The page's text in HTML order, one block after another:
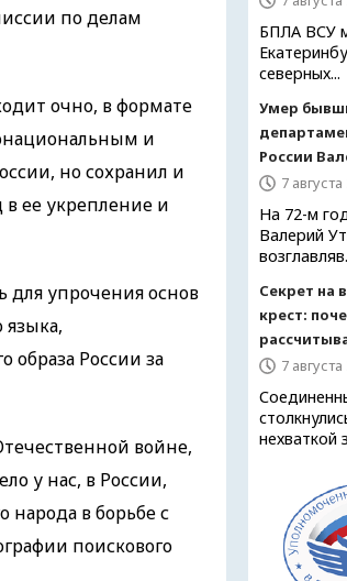
по делам
очно, в формате
и
но сохранил и
в ее укрепление и
для упрочения основ
образа России за
войне,
у нас, в России,
народа в борьбе с
поискового
БПЛА ВСУ
северных...
Умер
России
7
На 72-м
Валерий
Секрет на
крест:
7
нехваткой